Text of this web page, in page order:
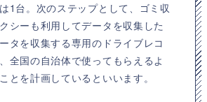
1台。次のステップとして、ゴミ収
シーも利用してデータを収集した
タを収集する専用のドライブレコ
全国の自治体で使ってもらえるよ
とを計画しているといいます。